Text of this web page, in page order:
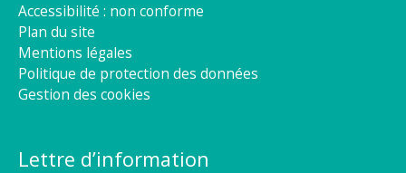
Accessibilité : non conforme
Plan du site
Mentions légales
Politique de protection des données
Gestion des cookies
Lettre d’information